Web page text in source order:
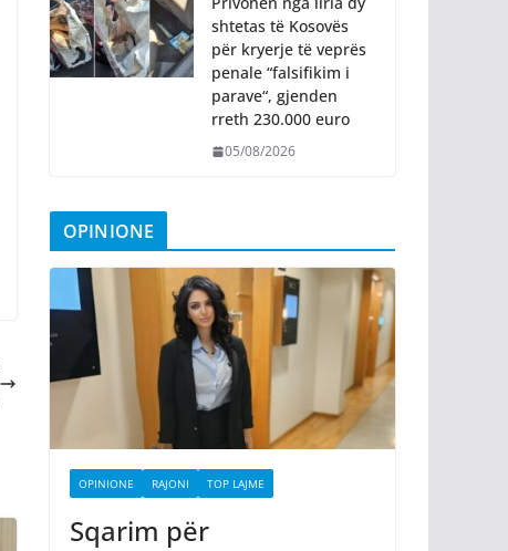
shtetas të Kosovës
për kryerje të veprës
penale “falsifikim i
parave“, gjenden
rreth 230.000 euro
05/08/2026
OPINIONE
OPINIONE RAJONI TOP LAJME
Sqarim për